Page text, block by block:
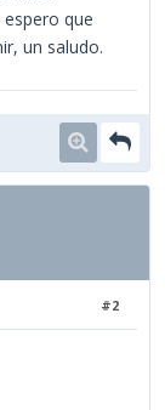
que
un saludo.
#2